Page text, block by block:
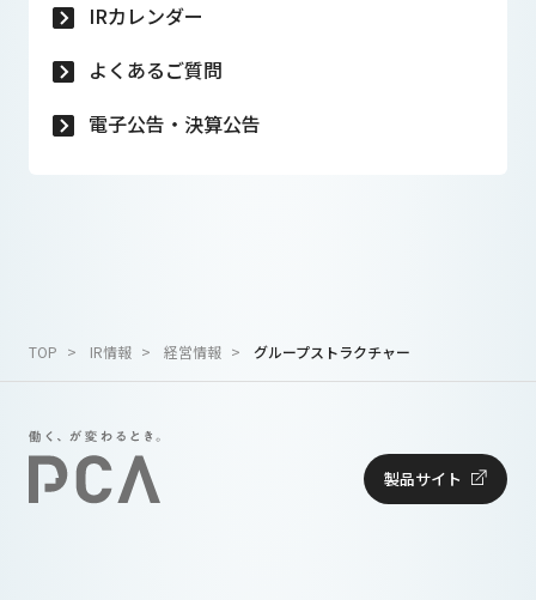
IRカレンダー
よくあるご質問
電子公告・決算公告
TOP IR情報 経営情報 グループストラクチャー
製品サイト